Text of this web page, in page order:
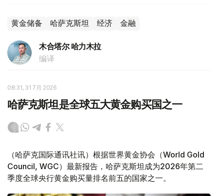
黄金储备 哈萨克斯坦 经济 金融
木合塔尔 哈力木拉
编译
08:31, 31 7月 2026
哈萨克斯坦是全球五大黄金购买国之一
（哈萨克国际通讯社讯）根据世界黄金协会（World Gold
Council, WGC）最新报告，哈萨克斯坦成为2026年第二
季度全球央行黄金购买量排名前五的国家之一。